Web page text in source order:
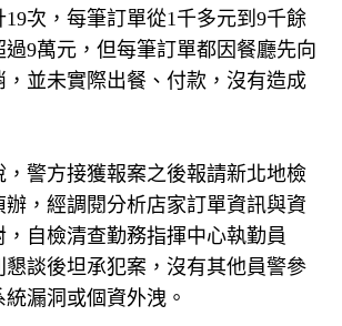
次，每筆訂單從1千多元到9千餘
9萬元，但每筆訂單都因餐廳先向
並未實際出餐、付款，沒有造成
警方接獲報案之後報請新北地檢
，經調閱分析店家訂單資訊與資
自檢清查勤務指揮中心執勤員
談後坦承犯案，沒有其他員警參
漏洞或個資外洩。